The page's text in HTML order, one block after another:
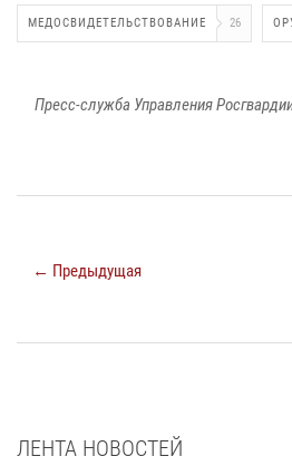
МЕДОСВИДЕТЕЛЬСТВОВАНИЕ 26
Пресс-служба Управления
← Предыдущая
ЛЕНТА НОВОСТЕЙ